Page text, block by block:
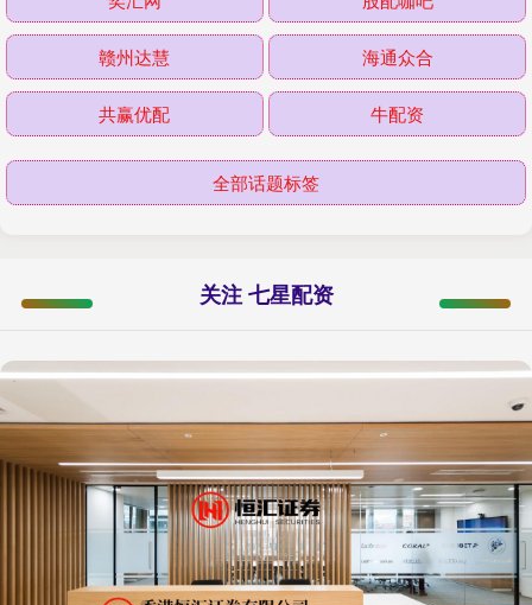
赣州达慧 海通众合
共赢优配 牛配资
全部话题标签
关注 七星配资